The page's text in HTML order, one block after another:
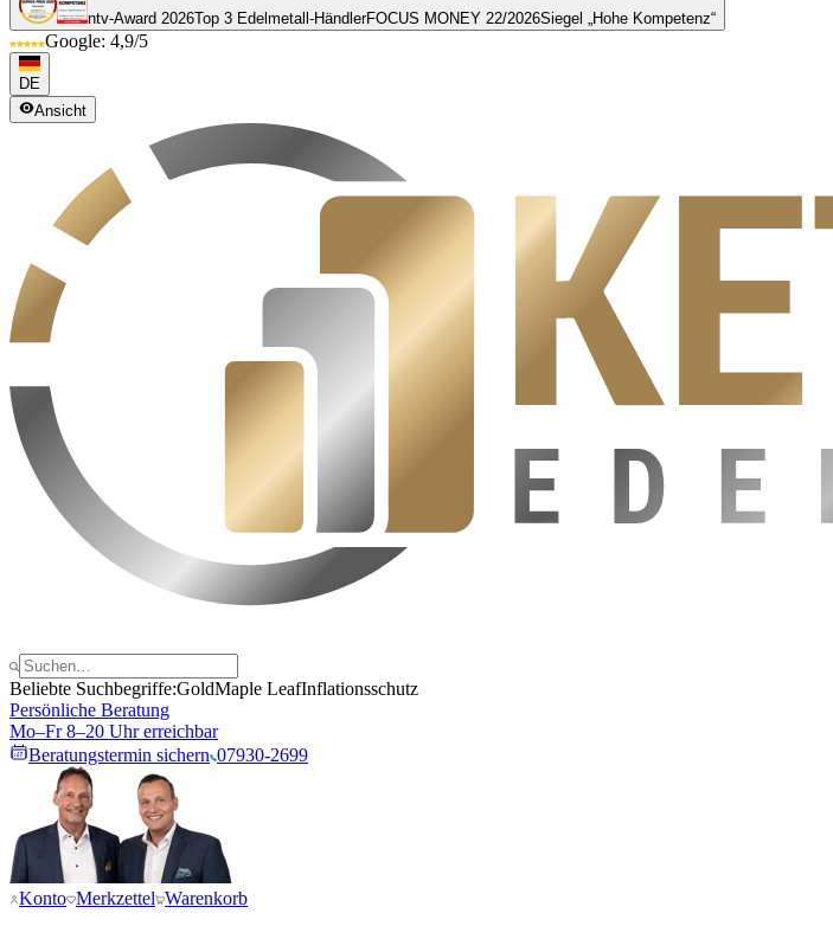
ntv-Award 2026Top 3 Edelmetall-HändlerFOCUS MONEY 22/2026Siegel „Hohe Kompetenz“
Google: 4,9/5
DE
Ansicht
Beliebte Suchbegriffe:GoldMaple LeafInflationsschutz
Persönliche Beratung
Mo–Fr 8–20 Uhr erreichbar
Beratungstermin sichern 07930-2699
Konto Merkzettel Warenkorb